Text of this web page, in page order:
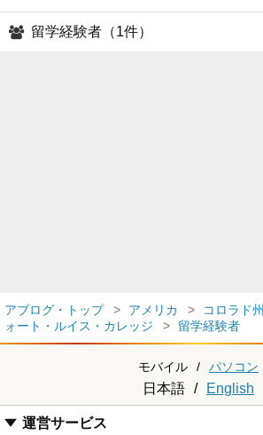
留学経験者（1件）
アブログ・トップ アメリカ コロラド州
ォート・ルイス・カレッジ
留学経験者
モバイル / パソコン
日本語 / English
運営サービス